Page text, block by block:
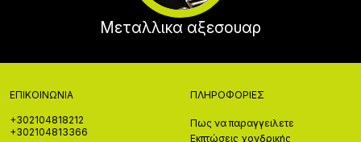
Μεταλλικα αξεσουαρ
ΕΠΙΚΟΙΝΩΝΊΑ
+302104818212
+302104813366
ΠΛΗΡΟΦΟΡΊΕΣ
Πως να παραγγειλετε
Εκπτώσεις χονδρικής